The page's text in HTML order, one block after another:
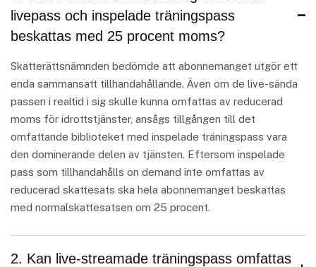
livepass och inspelade träningspass
beskattas med 25 procent moms?
Skatterättsnämnden bedömde att abonnemanget utgör ett
enda sammansatt tillhandahållande. Även om de live-sända
passen i realtid i sig skulle kunna omfattas av reducerad
moms för idrottstjänster, ansågs tillgången till det
omfattande biblioteket med inspelade träningspass vara
den dominerande delen av tjänsten. Eftersom inspelade
pass som tillhandahålls on demand inte omfattas av
reducerad skattesats ska hela abonnemanget beskattas
med normalskattesatsen om 25 procent.
2. Kan live-streamade träningspass omfattas